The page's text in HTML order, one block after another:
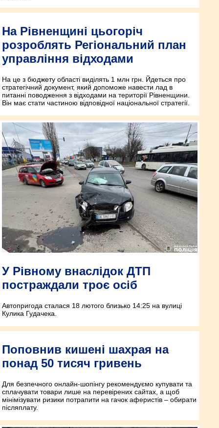
На Рівненщині цьогоріч
розроблять Регіональний план
управління відходами
На це з бюджету області виділять 1 млн грн. Йдеться про
стратегічний документ, який допоможе навести лад в
питанні поводження з відходами на території Рівненщини.
Він має стати частиною відповідної національної стратегії.
У Рівному внаслідок ДТП
постраждали троє осіб
Автопригода сталася 18 лютого близько 14:25 на вулиці
Кулика Гудачека.
Поповнив кишені шахрая на
понад 50 тисяч гривень
Для безпечного онлайн-шопінгу рекомендуємо купувати та
сплачувати товари лише на перевірених сайтах, а щоб
мінімізувати ризики потрапити на гачок аферистів – обирати
післяплату.